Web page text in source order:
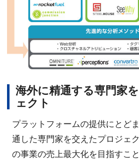
海外に精通する専門家
ェクト
プラットフォームの提供にとど
通した専門家を交えたプロジェ
の事業の売上最大化を目指すこ